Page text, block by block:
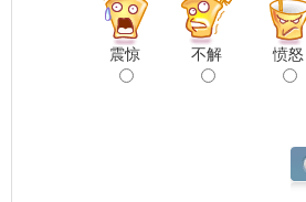
震惊 不解 愤怒